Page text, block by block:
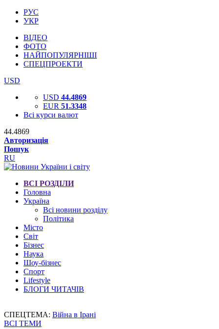
РУС
УКР
ВІДЕО
ФОТО
НАЙПОПУЛЯРНІШІ
СПЕЦПРОЕКТИ
USD
USD 44.4869
EUR 51.3348
Всі курси валют
44.4869
Авторизація
Пошук
RU
ВСІ РОЗДІЛИ
Головна
Україна
Всі новини розділу
Політика
Місто
Світ
Бізнес
Наука
Шоу-бізнес
Спорт
Lifestyle
БЛОГИ ЧИТАЧІВ
СПЕЦТЕМА: Війна в Ірані
ВСІ ТЕМИ